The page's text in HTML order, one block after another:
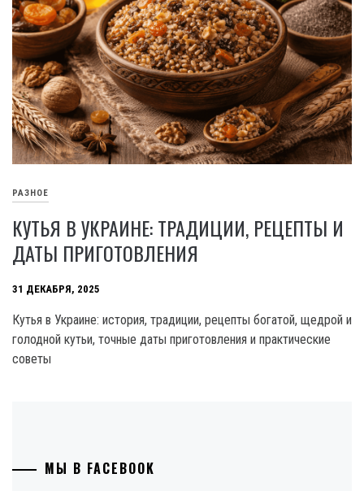
РАЗНОЕ
КУТЬЯ В УКРАИНЕ: ТРАДИЦИИ, РЕЦЕПТЫ И
ДАТЫ ПРИГОТОВЛЕНИЯ
31 ДЕКАБРЯ, 2025
Кутья в Украине: история, традиции, рецепты богатой, щедрой и
голодной кутьи, точные даты приготовления и практические
советы
МЫ В FACEBOOK